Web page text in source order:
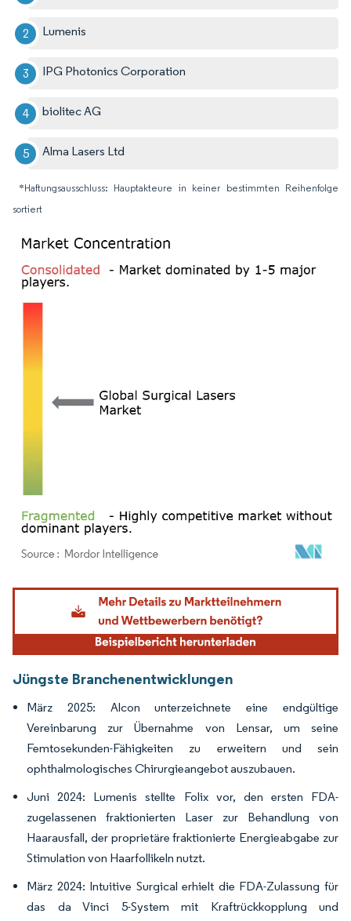
Lumenis
IPG Photonics Corporation
biolitec AG
Alma Lasers Ltd
*Haftungsausschluss: Hauptakteure in keiner bestimmten Reihenfolge
sortiert
Bild © Mordor Intelligence. Wiederverwendung erfordert Namensnennung gemäß
Jüngste Branchenentwicklungen
März 2025: Alcon unterzeichnete eine endgültige
Vereinbarung zur Übernahme von Lensar, um seine
Femtosekunden-Fähigkeiten zu erweitern und sein
ophthalmologisches Chirurgieangebot auszubauen.
Juni 2024: Lumenis stellte Folix vor, den ersten FDA-
zugelassenen fraktionierten Laser zur Behandlung von
Haarausfall, der proprietäre fraktionierte Energieabgabe zur
Stimulation von Haarfollikeln nutzt.
März 2024: Intuitive Surgical erhielt die FDA-Zulassung für
das da Vinci 5-System mit Kraftrückkopplung und